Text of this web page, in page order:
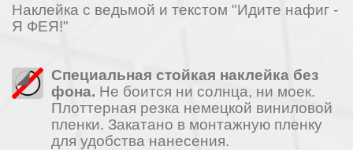
Наклейка с ведьмой и текстом "Идите нафиг -
Я ФЕЯ!"
Специальная стойкая наклейка без
фона. Не боится ни солнца, ни моек.
Плоттерная резка немецкой виниловой
пленки. Закатано в монтажную пленку
для удобства нанесения.